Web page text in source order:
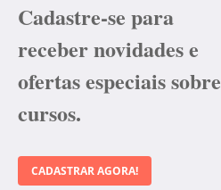
Cadastre-se para
receber novidades e
ofertas especiais sobre
cursos.
CADASTRAR AGORA!